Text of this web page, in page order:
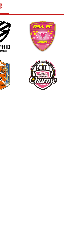
愛媛Ｌ